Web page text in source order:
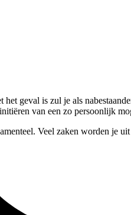
geval is zul je als
van een zo persoonlijk
Veel zaken worden je